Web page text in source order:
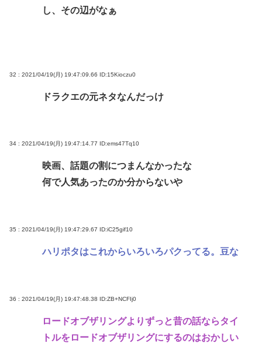
し、その辺がなぁ
32 : 2021/04/19(月) 19:47:09.66 ID:15Kioczu0
ドラクエの元ネタなんだっけ
34 : 2021/04/19(月) 19:47:14.77 ID:ems47Tq10
映画、話題の割につまんなかったな
何で人気あったのか分からないや
35 : 2021/04/19(月) 19:47:29.67 ID:iC25gif10
ハリポタはこれからいろいろパクってる。豆な
36 : 2021/04/19(月) 19:47:48.38 ID:ZB+NCFIj0
ロードオブザリングよりずっと昔の話ならタイ
トルをロードオブザリングにするのはおかしい